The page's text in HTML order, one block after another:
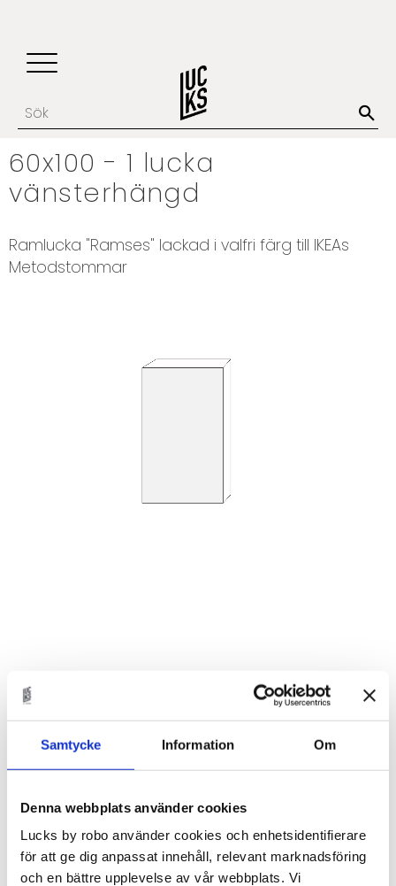
Samtycke Information Om
Denna webbplats använder cookies
Lucks by robo använder cookies och enhetsidentifierare
för att ge dig anpassat innehåll, relevant marknadsföring
och en bättre upplevelse av vår webbplats. Vi
60x100 - 1 lucka
vänsterhängd
​​Ramlucka "Ramses" lackad i valfri färg till IKEAs
Metodstommar
1 999
Antal
st
KÖP
Lagerstatus
Beställningsvara.Leveranstid 6-